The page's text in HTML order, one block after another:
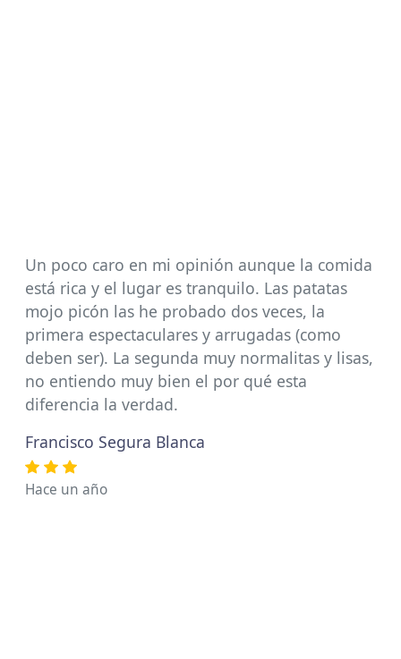
Un poco caro en mi opinión aunque la comida
está rica y el lugar es tranquilo. Las patatas
mojo picón las he probado dos veces, la
primera espectaculares y arrugadas (como
deben ser). La segunda muy normalitas y lisas,
no entiendo muy bien el por qué esta
diferencia la verdad.
Francisco Segura Blanca
Hace un año